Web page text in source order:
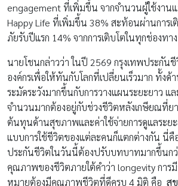
engagement ที่เพิ่มขึ้น จากจำนวนผู้ใช้งาน
Happy Life ที่เพิ่มขึ้น 38% สะท้อนผ่านการเ
ภัยรับปีแรก 14% จากการเติบโตในทุกช่องทาง
นายโชนกล่าวว่า ในปี 2569 กรุงเทพประกัน
องค์กรเพื่อให้ทันกับโลกที่เปลี่ยนเร็วมาก ทั้งด้
ระมัดระวังมากขึ้นกับการวางแผนระยะยาว แ
จำนวนมากต้องอยู่กับช่วงชีวิตหลังเกษียณที่ย
ต้นทุนด้านสุขภาพและค่าใช้จ่ายการดูแลระย
แบบการใช้ชีวิตของแต่ละคนก็แตกต่างกัน นี่คื
ประกันชีวิตในวันนี้ต้องปรับบทบาทมากขึ้นกว่
คุณภาพของชีวิตภายใต้คำว่า longevity การ
หมายต้องมีคุณภาพชีวิตที่ดีครบ 4 มิติ คือ สุ